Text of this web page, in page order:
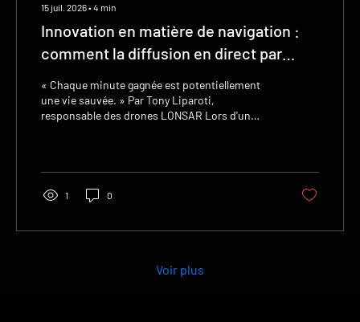
15 juil. 2026∙4 min
Innovation en matière de navigation :
comment la diffusion en direct par
LONSAR à travers des terrains
complexes.
« Chaque minute gagnée est potentiellement
une vie sauvée. » Par Tony Liparoti,
responsable des drones LONSAR Lors d'un
opérationnel combinant la diffusion en direct
par drone avec notre équipe cycliste de
recherche et de sauvetage afin de réduire les
1 0
Voir plus